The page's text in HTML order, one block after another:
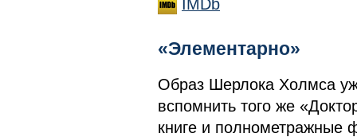
IMDb
«Элементарно»
Образ Шерлока Холмса
вспомнить того же
книге и полнометражные